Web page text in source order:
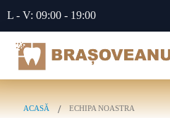
L - V: 09:00 - 19:00
ACASĂ ECHIPA NOASTRA